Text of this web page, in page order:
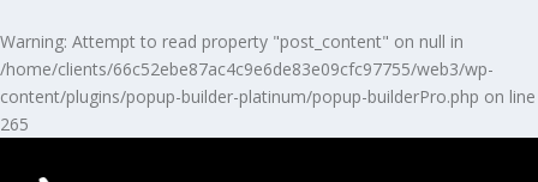
Warning: Attempt to read property "post_content" on null in
/home/clients/66c52ebe87ac4c9e6de83e09cfc97755/web3/wp-
content/plugins/popup-builder-platinum/popup-builderPro.php on line
265